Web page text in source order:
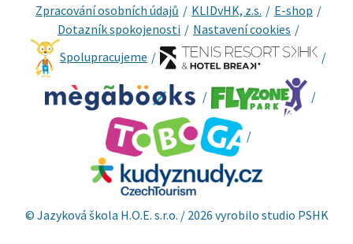
Zpracování osobních údajů
KLIDvHK, z.s.
E-shop
Dotazník spokojenosti
Nastavení cookies
Spolupracujeme
© Jazyková škola H.O.E. s.r.o. / 2026 vyrobilo studio PSHK